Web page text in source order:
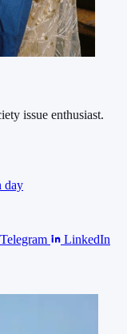
issue enthusiast.
day
Telegram LinkedIn